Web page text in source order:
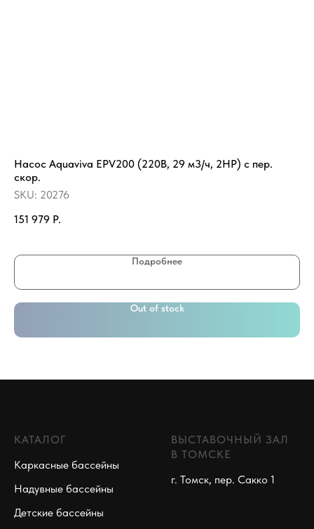
Насос Aquaviva EPV200 (220В, 29 м3/ч, 2HP) с пер.
скор.
SKU: 20276
151 979 Р.
Подробнее
Out of stock
КАТАЛОГ
Каркасные бассейны
Надувные бассейны
Детские бассейны
ВЫСТАВОЧНЫЙ ЗАЛ
В ТОМСКЕ
г. Томск, пер. Сакко 1